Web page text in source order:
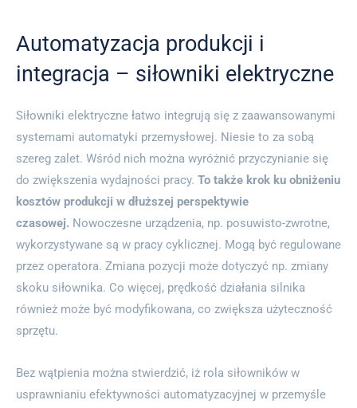
Automatyzacja produkcji i
integracja – siłowniki elektryczne
Siłowniki elektryczne łatwo integrują się z zaawansowanymi
systemami automatyki przemysłowej. Niesie to za sobą
szereg zalet. Wśród nich można wyróżnić przyczynianie się
do zwiększenia wydajności pracy. To także krok ku obniżeniu
kosztów produkcji w dłuższej perspektywie
czasowej. Nowoczesne urządzenia, np. posuwisto-zwrotne,
wykorzystywane są w pracy cyklicznej. Mogą być regulowane
przez operatora. Zmiana pozycji może dotyczyć np. zmiany
skoku siłownika. Co więcej, prędkość działania silnika
również może być modyfikowana, co zwiększa użyteczność
sprzętu.
Bez wątpienia można stwierdzić, iż rola siłowników w
usprawnianiu efektywności automatyzacyjnej w przemyśle